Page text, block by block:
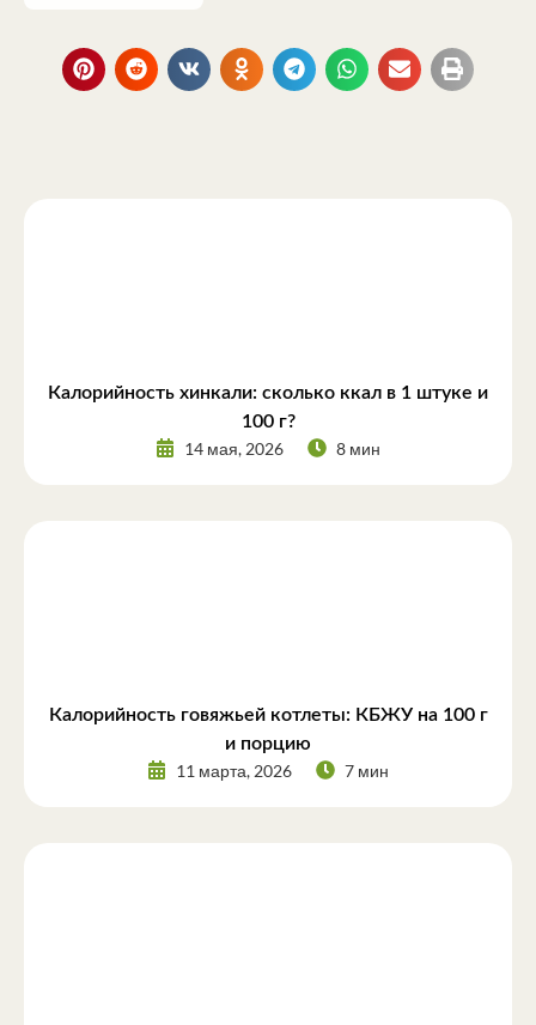
Калорийность хинкали: сколько ккал в 1 штуке и
100 г?
14 мая, 2026 8 мин
Калорийность говяжьей котлеты: КБЖУ на 100 г
и порцию
11 марта, 2026 7 мин